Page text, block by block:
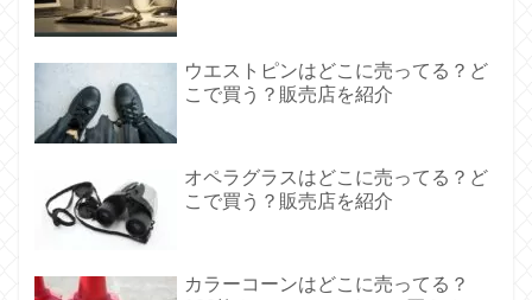
ウエストピンはどこに売ってる？ど
こで買う？販売店を紹介
オペラグラスはどこに売ってる？ど
こで買う？販売店を紹介
カラーコーンはどこに売ってる？